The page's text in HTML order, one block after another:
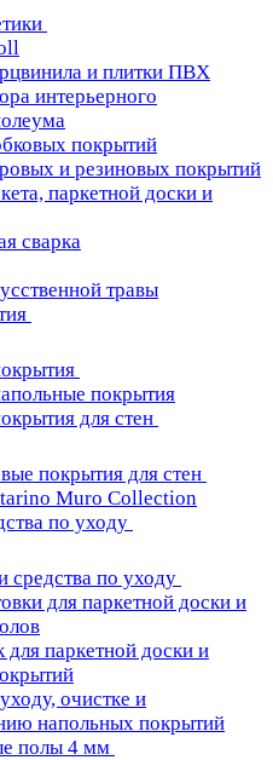
и плитки ПВХ
интерьерного
покрытий
и резиновых покрытий
паркетной доски и
сварка
травы
покрытия
для стен
покрытия для стен
Muro Collection
по уходу
средства по уходу
для паркетной доски и
паркетной доски и
очистке и
напольных покрытий
полы 4 мм